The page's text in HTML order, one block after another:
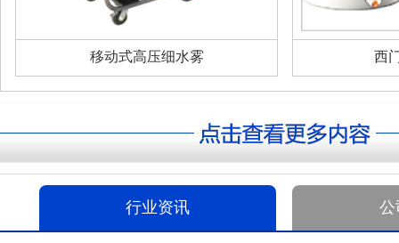
移动式高压细水雾 西
行业资讯 公